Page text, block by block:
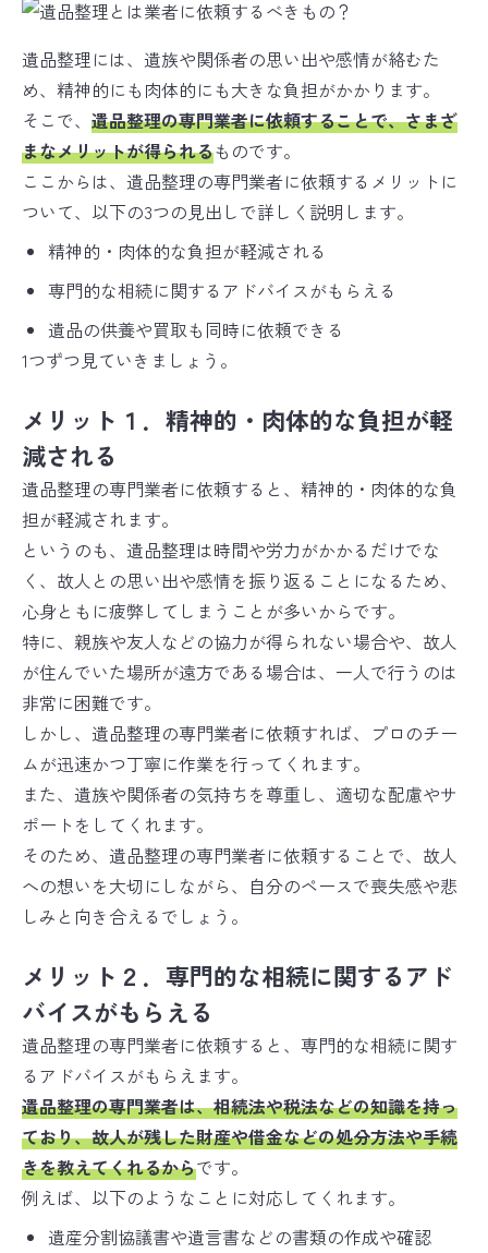
遺品整理には、遺族や関係者の思い出や感情が絡むた
め、精神的にも肉体的にも大きな負担がかかります。
そこで、 遺品整理の専門業者に依頼することで、さまざ
まなメリットが得られるものです。
ここからは、遺品整理の専門業者に依頼するメリットに
ついて、以下の3つの見出しで詳しく説明します。
精神的・肉体的な負担が軽減される
専門的な相続に関するアドバイスがもらえる
遺品の供養や買取も同時に依頼できる
1つずつ見ていきましょう。
メリット１．精神的・肉体的な負担が軽
減される
遺品整理の専門業者に依頼すると、精神的・肉体的な負
担が軽減されます。
というのも、遺品整理は時間や労力がかかるだけでな
く、故人との思い出や感情を振り返ることになるため、
心身ともに疲弊してしまうことが多いからです。
特に、親族や友人などの協力が得られない場合や、故人
が住んでいた場所が遠方である場合は、一人で行うのは
非常に困難です。
しかし、遺品整理の専門業者に依頼すれば、プロのチー
ムが迅速かつ丁寧に作業を行ってくれます。
また、遺族や関係者の気持ちを尊重し、適切な配慮やサ
ポートをしてくれます。
そのため、遺品整理の専門業者に依頼することで、故人
への想いを大切にしながら、自分のペースで喪失感や悲
しみと向き合えるでしょう。
メリット２．専門的な相続に関するアド
バイスがもらえる
遺品整理の専門業者に依頼すると、専門的な相続に関す
るアドバイスがもらえます。
遺品整理の専門業者は、相続法や税法などの知識を持っ
ており、故人が残した財産や借金などの処分方法や手続
きを教えてくれるからです。
例えば、以下のようなことに対応してくれます。
遺産分割協議書や遺言書などの書類の作成や確認